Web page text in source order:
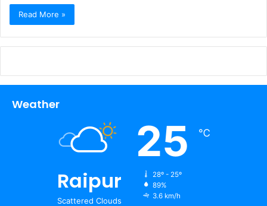
Read More »
Weather
Raipur
Scattered Clouds
25 ℃
28º - 25º
89%
3.6 km/h